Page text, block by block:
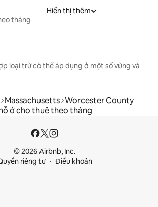
tháng
Hiển thị thêm
loại trừ có thể áp dụng ở một số vùng và
Massachusetts Worcester County
ở cho thuê theo tháng
© 2026 Airbnb, Inc.
riêng tư
Điều khoản